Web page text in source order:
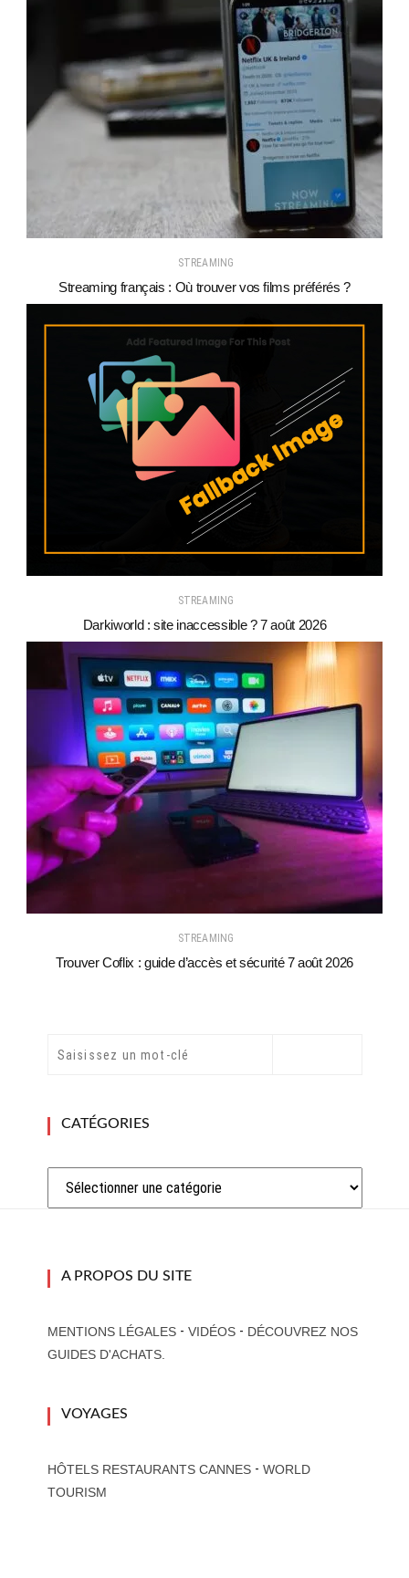
STREAMING
Streaming français : Où trouver vos films préférés ?
STREAMING
Darkiworld : site inaccessible ? 7 août 2026
STREAMING
Trouver Coflix : guide d’accès et sécurité 7 août 2026
CATÉGORIES
A PROPOS DU SITE
MENTIONS LÉGALES- VIDÉOS- DÉCOUVREZ NOS
GUIDES D'ACHATS.
VOYAGES
HÔTELS RESTAURANTS CANNES- WORLD
TOURISM